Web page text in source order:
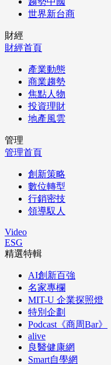
世界新台商
財經
財經首頁
產業動態
商業趨勢
焦點人物
投資理財
地產風雲
管理
管理首頁
創新策略
數位轉型
行銷密技
領導馭人
Video
ESG
精選特輯
AI創新百強
名家專欄
MIT-U 企業探照燈
特別企劃
Podcast《商周Bar》
alive
良醫健康網
Smart自學網